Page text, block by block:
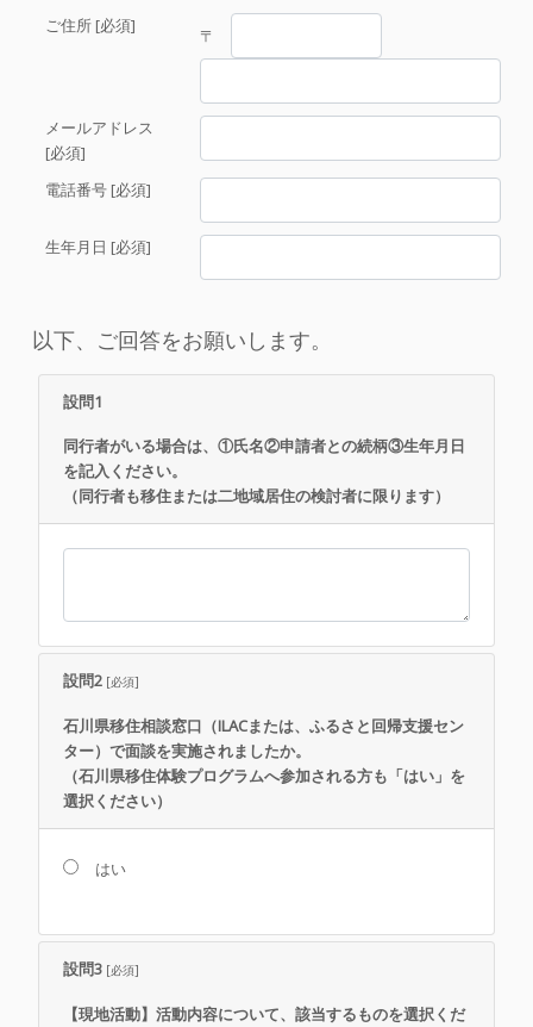
ご住所 [必須]
〒
メールアドレス
[必須]
電話番号 [必須]
生年月日 [必須]
以下、ご回答をお願いします。
設問1
同行者がいる場合は、①氏名②申請者との続柄③生年月日
を記入ください。
（同行者も移住または二地域居住の検討者に限ります）
設問2 [必須]
石川県移住相談窓口（ILACまたは、ふるさと回帰支援セン
ター）で面談を実施されましたか。
（石川県移住体験プログラムへ参加される方も「はい」を
選択ください）
はい
設問3 [必須]
【現地活動】活動内容について、該当するものを選択くだ